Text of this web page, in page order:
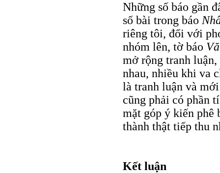
Những số báo gần
số bài trong báo
riêng tôi, đối với
nhóm lên, tờ báo
mở rộng tranh
nhau, nhiều khi va
là tranh luận và
cũng phải có phần
mặt góp ý kiến phê
thành thật tiếp thu
Kết luận